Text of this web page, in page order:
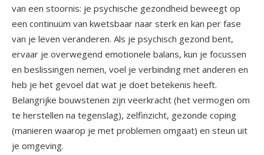
van een stoornis: je psychische gezondheid beweegt op
een continuüm van kwetsbaar naar sterk en kan per fase
van je leven veranderen. Als je psychisch gezond bent,
ervaar je overwegend emotionele balans, kun je focussen
en beslissingen nemen, voel je verbinding met anderen en
heb je het gevoel dat wat je doet betekenis heeft.
Belangrijke bouwstenen zijn veerkracht (het vermogen om
te herstellen na tegenslag), zelfinzicht, gezonde coping
(manieren waarop je met problemen omgaat) en steun uit
je omgeving.